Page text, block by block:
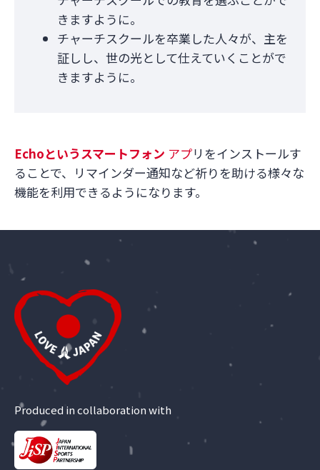
きますように。
チャーチスクールを卒業した人々が、主を
証しし、世の光として仕えていくことがで
きますように。
Echoというスマートフォン アプリをインストールす
ることで、リマインダー通知など祈りを助ける様々な
機能を利用できるようになります。
Produced in collaboration with